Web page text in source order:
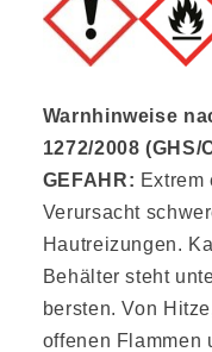
Warnhinweise
1272/2008
GEFAHR: Extrem
Verursacht
Hautreizungen.
Behälter steht
bersten. Von
offenen Flammen